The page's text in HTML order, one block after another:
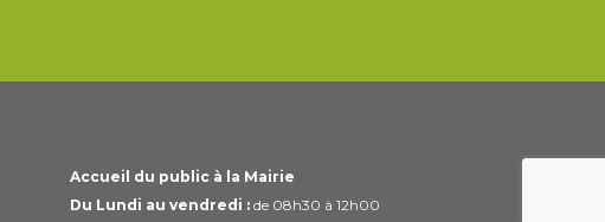
Accueil du public à la Mairie
Du Lundi au vendredi :de 08h30 à 12h00